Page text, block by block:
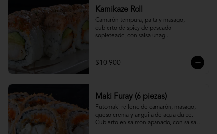
Kamikaze Roll
Camarón tempura, palta y masago,
cubierto de spicy de pescado
sopleteado, con salsa unagi.
$10.900
Maki Furay (6 piezas)
Futomaki relleno de camarón, masago,
queso crema y anguila de agua dulce.
Cubierto en salmón apanado, con salsa